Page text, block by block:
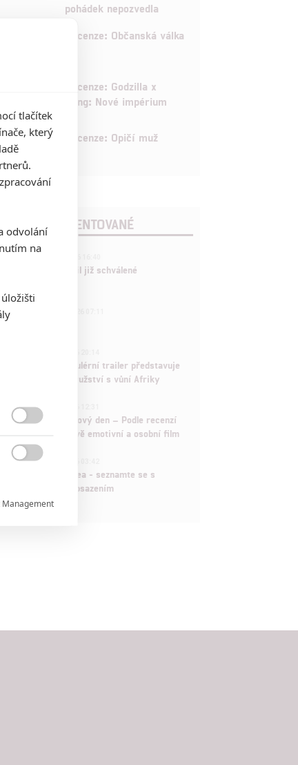
pohádek nepozvedla
Recenze: Občanská válka
Recenze: Godzilla x
Kong: Nové impérium
8 Recenze: Opičí muž
KOMENTOVANÉ
nečekaně zrušil již schválené
專家
krve a kostí: Regulérní trailer představuje
fantasy dobrodružství s vůní Afriky
ČLÁNEK | 30.07.2026 12:31
Man: Zbrusu nový den – Podle recenzí
čekat překvapivě emotivní a osobní film
ČLÁNEK | 30.07.2026 03:42
preview: Odyssea - seznamte se s
nabitým obsazením
tlačítek
který
odvolání
na

Management